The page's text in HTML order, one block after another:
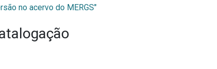
no acervo do MERGS"